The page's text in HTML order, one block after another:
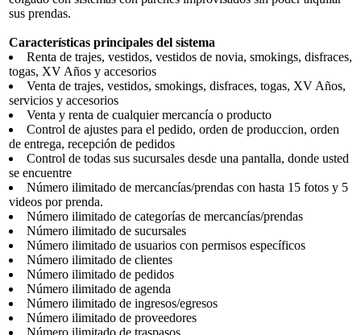
sus prendas.
Características principales del sistema
Renta de trajes, vestidos, vestidos de novia, smokings, disfraces,
togas, XV Años y accesorios
Venta de trajes, vestidos, smokings, disfraces, togas, XV Años,
servicios y accesorios
Venta y renta de cualquier mercancía o producto
Control de ajustes para el pedido, orden de produccion, orden
de entrega, recepción de pedidos
Control de todas sus sucursales desde una pantalla, donde usted
se encuentre
Número ilimitado de mercancías/prendas con hasta 15 fotos y 5
videos por prenda.
Número ilimitado de categorías de mercancías/prendas
Número ilimitado de sucursales
Número ilimitado de usuarios con permisos específicos
Número ilimitado de clientes
Número ilimitado de pedidos
Número ilimitado de agenda
Número ilimitado de ingresos/egresos
Número ilimitado de proveedores
Número ilimitado de traspasos